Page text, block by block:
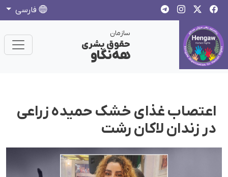
فارسی
سازمان
حقوق بشری
هەنگاو
اعتصاب غذای خشک حمیده زراعی
در زندان لاکان رشت